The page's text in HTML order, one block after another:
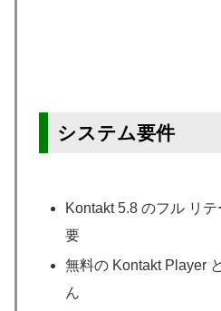
システム要件
Kontakt 5.8 のフル リ
要
無料の Kontakt Player
ん